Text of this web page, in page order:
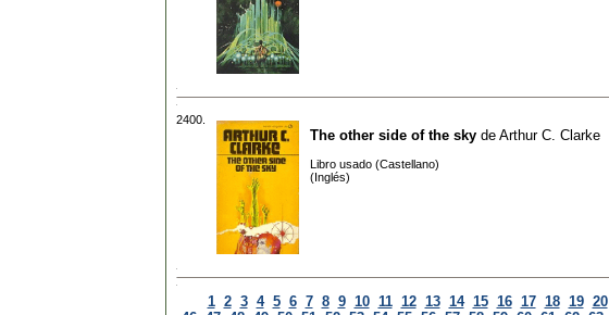
2400.
The other side of the sky de Arthur C. Clarke
Libro usado (Castellano)
(Inglés)
1 2 3 4 5 6 7 8 9 10 11 12 13 14 15 16 17 18 19 20